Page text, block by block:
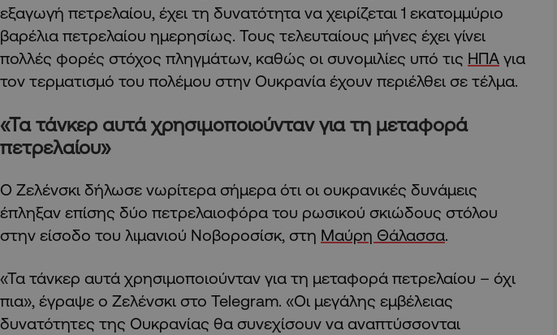
εξαγωγή πετρελαίου, έχει τη δυνατότητα να χειρίζεται 1 εκατομμύριο
βαρέλια πετρελαίου ημερησίως. Τους τελευταίους μήνες έχει γίνει
πολλές φορές στόχος πληγμάτων, καθώς οι συνομιλίες υπό τις ΗΠΑ για
τον τερματισμό του πολέμου στην Ουκρανία έχουν περιέλθει σε τέλμα.
«Τα τάνκερ αυτά χρησιμοποιούνταν για τη μεταφορά
πετρελαίου»
Ο Ζελένσκι δήλωσε νωρίτερα σήμερα ότι οι ουκρανικές δυνάμεις
έπληξαν επίσης δύο πετρελαιοφόρα του ρωσικού σκιώδους στόλου
στην είσοδο του λιμανιού Νοβοροσίσκ, στη Μαύρη Θάλασσα.
«Τα τάνκερ αυτά χρησιμοποιούνταν για τη μεταφορά πετρελαίου – όχι
πια», έγραψε ο Ζελένσκι στο Telegram. «Οι μεγάλης εμβέλειας
δυνατότητες της Ουκρανίας θα συνεχίσουν να αναπτύσσονται